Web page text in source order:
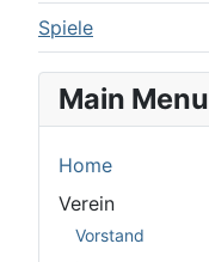
Spiele
Main Menu
Home
Verein
Vorstand